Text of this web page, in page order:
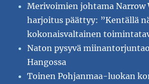
Merivoimien johtama Narrow
harjoitus päättyy: ”Kentällä
kokonaisvaltainen
Naton pysyvä
Hangossa
Toinen Pohjanmaa-luokan